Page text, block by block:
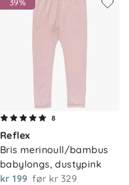
39%
8
Reflex
Bris merinoull/bambus
babylongs, dustypink
kr 199 før kr 329